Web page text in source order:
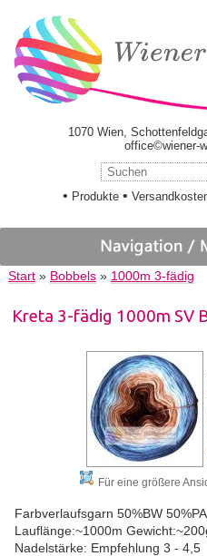
1070 Wien,
office©wiener-
• Produkte •
Start» Bobbels» 1000m 3-fädig
Kreta 3-fädig 1000m SV
Für eine größere
Farbverlaufsgarn 50%BW 50%PA
Lauflänge:~1000m
Nadelstärke: Empfehlung 3 - 4,5